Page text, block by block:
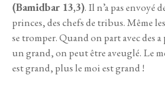
(Bamidbar 13,3). Il n’a pas envoyé
princes, des chefs de tribus. Même
se tromper. Quand on part avec des
un grand, on peut être aveuglé. Le
est grand, plus le moi est grand !